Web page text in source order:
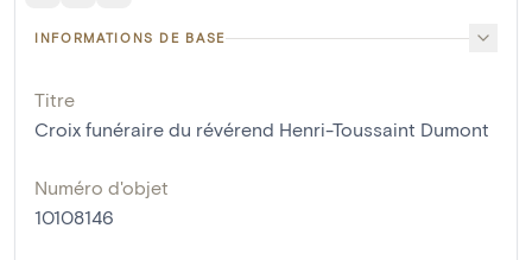
INFORMATIONS DE BASE
Titre
Croix funéraire du révérend Henri-Toussaint Dumont
Numéro d'objet
10108146